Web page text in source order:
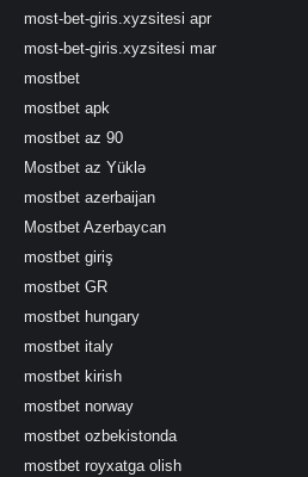
most-bet-giris.xyzsitesi apr
most-bet-giris.xyzsitesi mar
mostbet
mostbet apk
mostbet az 90
Mostbet az Yüklə
mostbet azerbaijan
Mostbet Azerbaycan
mostbet giriş
mostbet GR
mostbet hungary
mostbet italy
mostbet kirish
mostbet norway
mostbet ozbekistonda
mostbet royxatga olish